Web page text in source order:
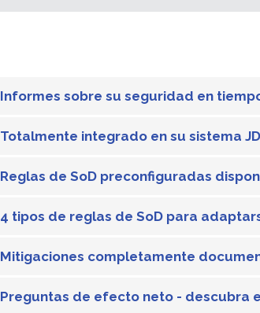
Informes sobre su seguridad en
Totalmente integrado en su sistema
Reglas de SoD preconfiguradas
4 tipos de reglas de SoD para
Mitigaciones completamente
Preguntas de efecto neto - descubra